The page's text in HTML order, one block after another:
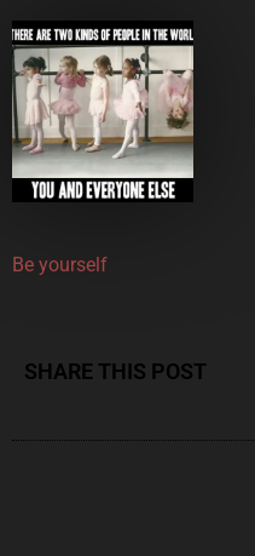
Be yourself
SHARE THIS POST